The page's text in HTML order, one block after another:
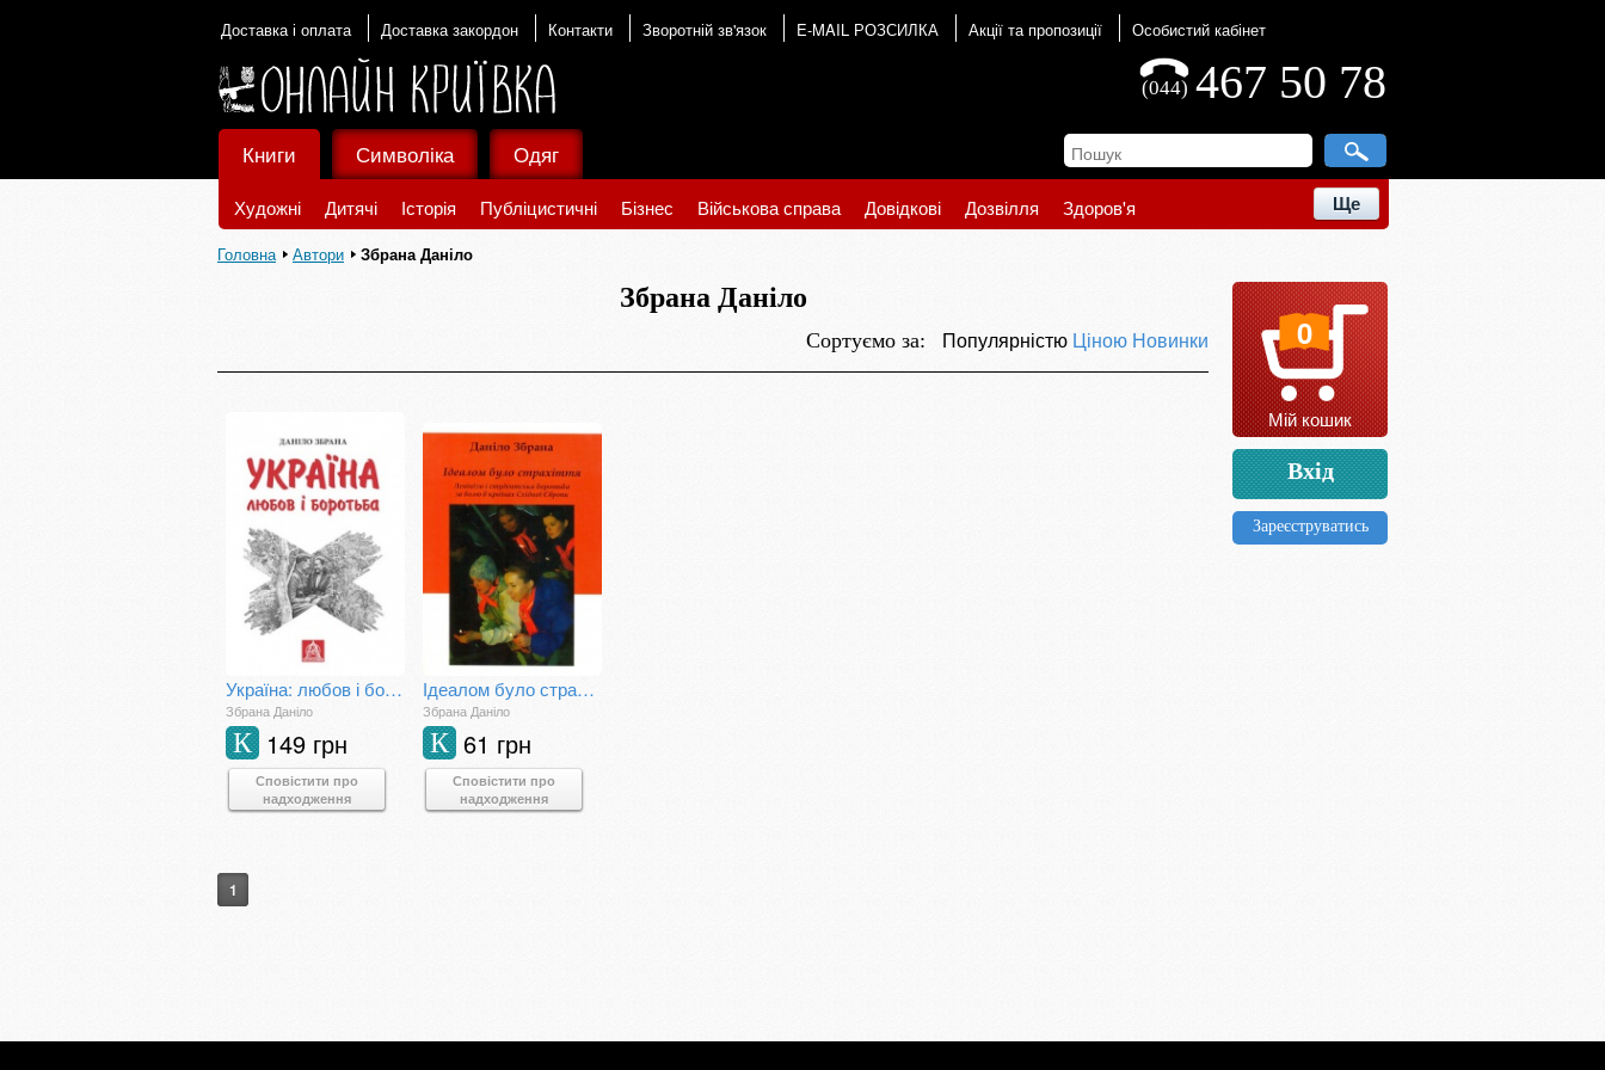
Доставка і оплата Доставка закордон Контакти Зворотній зв'язок E-MAIL РОЗСИЛКА Акції та пропозиції Особистий кабінет
467 50 78
(044)
Книги
Художні Дитячі Історія Публіцистичні Бізнес Військова справа Довідкові Дозвілля Здоров'я Ще
Символіка Одяг
Головна Автори Збрана Даніло
Збрана Даніло
Сортуємо за: Популярністю Ціною Новинки
Україна: любов і боротьба
Збрана Даніло
149 грн
К
Сповістити про
надходження
Ідеалом було страхіття. Ленінізм і студентська боротьба за волю в країнах Східної Європи
Збрана Даніло
61 грн
К
Сповістити про
надходження
1
0
Мій кошик
Вхід
Зареєструватись